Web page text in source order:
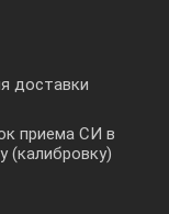
доставки
приема СИ в
(калибровку)